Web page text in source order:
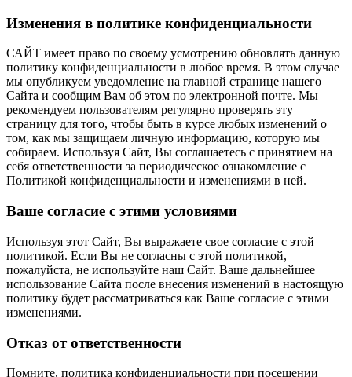
Изменения в политике конфиденциальности
САЙТ имеет право по своему усмотрению обновлять данную
политику конфиденциальности в любое время. В этом случае
мы опубликуем уведомление на главной странице нашего
Сайта и сообщим Вам об этом по электронной почте. Мы
рекомендуем пользователям регулярно проверять эту
страницу для того, чтобы быть в курсе любых изменений о
том, как мы защищаем личную информацию, которую мы
собираем. Используя Сайт, Вы соглашаетесь с принятием на
себя ответственности за периодическое ознакомление с
Политикой конфиденциальности и изменениями в ней.
Ваше согласие с этими условиями
Используя этот Сайт, Вы выражаете свое согласие с этой
политикой. Если Вы не согласны с этой политикой,
пожалуйста, не используйте наш Сайт. Ваше дальнейшее
использование Сайта после внесения изменений в настоящую
политику будет рассматриваться как Ваше согласие с этими
изменениями.
Отказ от ответственности
Помните, политика конфиденциальности при посещении